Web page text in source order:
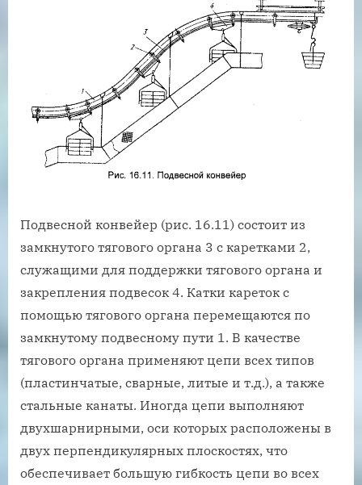
Подвесной конвейер (рис. 16.11) состоит из
замкнутого тягового органа 3 с каретками 2,
служащими для поддержки тягового органа и
закрепления подвесок 4. Катки кареток с
помощью тягового органа перемещаются по
замкнутому подвесному пути 1. В качестве
тягового органа применяют цепи всех типов
(пластинчатые, сварные, литые и т.д.), а также
стальные канаты. Иногда цепи выполняют
двухшарнирными, оси которых расположены в
двух перпендикулярных плоскостях, что
обеспечивает большую гибкость цепи во всех